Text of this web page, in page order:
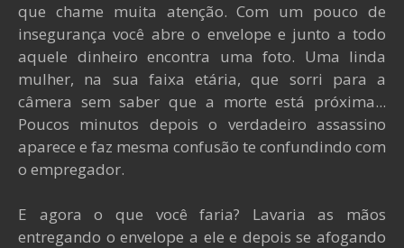
que chame muita atenção. Com um pouco de
insegurança você abre o envelope e junto a todo
aquele dinheiro encontra uma foto. Uma linda
mulher, na sua faixa etária, que sorri para a
câmera sem saber que a morte está próxima...
Poucos minutos depois o verdadeiro assassino
aparece e faz mesma confusão te confundindo com
o empregador.
E agora o que você faria? Lavaria as mãos
entregando o envelope a ele e depois se afogando